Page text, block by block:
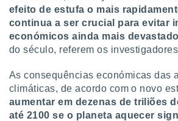
para
navegação
não
ou
efeito de estufa o mais
continua a ser crucial para evitar
económicos ainda mais
do século, referem os
As consequências económicas das
climáticas, de acordo com o novo
aumentar em dezenas de triliões
até 2100 se o planeta aquecer